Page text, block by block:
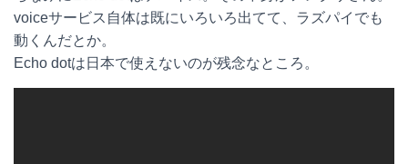
voiceサービス自体は既にいろいろ出てて、ラズパイでも
動くんだとか。
Echo dotは日本で使えないのが残念なところ。